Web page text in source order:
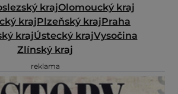
krajOlomoucký kraj
krajPlzeňský krajPraha
krajÚstecký krajVysočina
Zlínský kraj
reklama